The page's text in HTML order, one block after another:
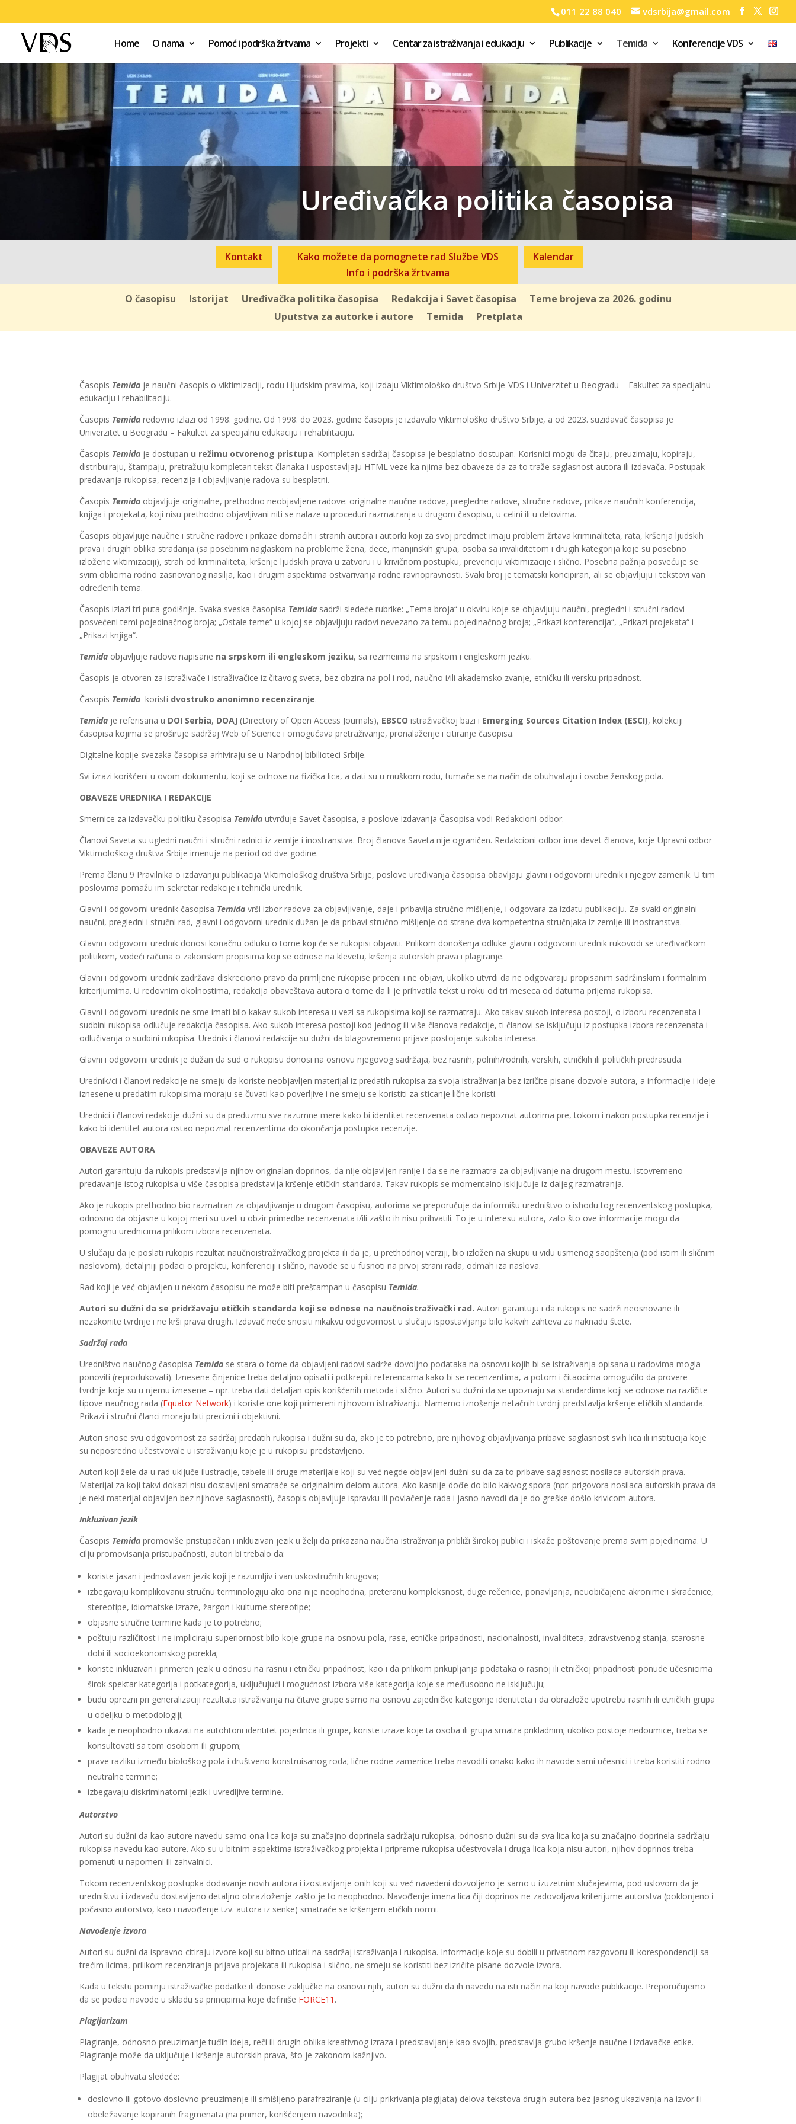
011 22 88 040 vdsrbija@gmail.com
Home O nama Pomoć i podrška žrtvama Projekti Centar za istraživanja i edukaciju Publikacije Temida Konferencije VDS
Uređivačka politika časopisa
Kontakt
Kako možete da pomognete rad Službe VDS
Info i podrška žrtvama
Kalendar
O časopisu Istorijat Uređivačka politika časopisa Redakcija i Savet časopisa
Teme brojeva za 2026. godinu
Uputstva za autorke i autore
Temida Pretplata
Časopis Temida je naučni časopis o viktimizaciji, rodu i ljudskim pravima, koji izdaju Viktimološko društvo Srbije-VDS i Univerzitet u Beogradu – Fakultet za specijalnu
edukaciju i rehabilitaciju.
Časopis Temida redovno izlazi od 1998. godine. Od 1998. do 2023. godine časopis je izdavalo Viktimološko društvo Srbije, a od 2023. suzidavač časopisa je
Univerzitet u Beogradu – Fakultet za specijalnu edukaciju i rehabilitaciju.
Časopis Temida je dostupan u režimu otvorenog pristupa. Kompletan sadržaj časopisa je besplatno dostupan. Korisnici mogu da čitaju, preuzimaju, kopiraju,
distribuiraju, štampaju, pretražuju kompletan tekst članaka i uspostavljaju HTML veze ka njima bez obaveze da za to traže saglasnost autora ili izdavača. Postupak
predavanja rukopisa, recenzija i objavljivanje radova su besplatni.
Časopis Temida objavljuje originalne, prethodno neobjavljene radove: originalne naučne radove, pregledne radove, stručne radove, prikaze naučnih konferencija,
knjiga i projekata, koji nisu prethodno objavljivani niti se nalaze u proceduri razmatranja u drugom časopisu, u celini ili u delovima.
Časopis objavljuje naučne i stručne radove i prikaze domaćih i stranih autora i autorki koji za svoj predmet imaju problem žrtava kriminaliteta, rata, kršenja ljudskih
prava i drugih oblika stradanja (sa posebnim naglaskom na probleme žena, dece, manjinskih grupa, osoba sa invaliditetom i drugih kategorija koje su posebno
izložene viktimizaciji), strah od kriminaliteta, kršenje ljudskih prava u zatvoru i u krivičnom postupku, prevenciju viktimizacije i slično. Posebna pažnja posvećuje se
svim oblicima rodno zasnovanog nasilja, kao i drugim aspektima ostvarivanja rodne ravnopravnosti. Svaki broj je tematski koncipiran, ali se objavljuju i tekstovi van
određenih tema.
Časopis izlazi tri puta godišnje. Svaka sveska časopisa Temida sadrži sledeće rubrike: „Tema broja“ u okviru koje se objavljuju naučni, pregledni i stručni radovi
posvećeni temi pojedinačnog broja; „Ostale teme“ u kojoj se objavljuju radovi nevezano za temu pojedinačnog broja; „Prikazi konferencija“, „Prikazi projekata“ i
„Prikazi knjiga“.
Temida objavljuje radove napisane na srpskom ili engleskom jeziku, sa rezimeima na srpskom i engleskom jeziku.
Časopis je otvoren za istraživače i istraživačice iz čitavog sveta, bez obzira na pol i rod, naučno i/ili akademsko zvanje, etničku ili versku pripadnost.
Časopis Temida koristi dvostruko anonimno recenziranje.
Temida je referisana u DOI Serbia, DOAJ (Directory of Open Access Journals), EBSCO istraživačkoj bazi i Emerging Sources Citation Index (ESCI), kolekciji
časopisa kojima se proširuje sadržaj Web of Science i omogućava pretraživanje, pronalaženje i citiranje časopisa.
Digitalne kopije svezaka časopisa arhiviraju se u Narodnoj bibilioteci Srbije.
Svi izrazi korišćeni u ovom dokumentu, koji se odnose na fizička lica, a dati su u muškom rodu, tumače se na način da obuhvataju i osobe ženskog pola.
OBAVEZE UREDNIKA I REDAKCIJE
Smernice za izdavačku politiku časopisa Temidautvrđuje Savet časopisa, a poslove izdavanja Časopisa vodi Redakcioni odbor.
Članovi Saveta su ugledni naučni i stručni radnici iz zemlje i inostranstva. Broj članova Saveta nije ograničen. Redakcioni odbor ima devet članova, koje Upravni odbor
Viktimološkog društva Srbije imenuje na period od dve godine.
Prema članu 9 Pravilnika o izdavanju publikacija Viktimološkog društva Srbije, poslove uređivanja časopisa obavljaju glavni i odgovorni urednik i njegov zamenik. U tim
poslovima pomažu im sekretar redakcije i tehnički urednik.
Glavni i odgovorni urednik časopisa Temida vrši izbor radova za objavljivanje, daje i pribavlja stručno mišljenje, i odgovara za izdatu publikaciju. Za svaki originalni
naučni, pregledni i stručni rad, glavni i odgovorni urednik dužan je da pribavi stručno mišljenje od strane dva kompetentna stručnjaka iz zemlje ili inostranstva.
Glavni i odgovorni urednik donosi konačnu odluku o tome koji će se rukopisi objaviti. Prilikom donošenja odluke glavni i odgovorni urednik rukovodi se uređivačkom
politikom, vodeći računa o zakonskim propisima koji se odnose na klevetu, kršenja autorskih prava i plagiranje.
Glavni i odgovorni urednik zadržava diskreciono pravo da primljene rukopise proceni i ne objavi, ukoliko utvrdi da ne odgovaraju propisanim sadržinskim i formalnim
kriterijumima. U redovnim okolnostima, redakcija obaveštava autora o tome da li je prihvatila tekst u roku od tri meseca od datuma prijema rukopisa.
Glavni i odgovorni urednik ne sme imati bilo kakav sukob interesa u vezi sa rukopisima koji se razmatraju. Ako takav sukob interesa postoji, o izboru recenzenata i
sudbini rukopisa odlučuje redakcija časopisa. Ako sukob interesa postoji kod jednog ili više članova redakcije, ti članovi se isključuju iz postupka izbora recenzenata i
odlučivanja o sudbini rukopisa. Urednik i članovi redakcije su dužni da blagovremeno prijave postojanje sukoba interesa.
Glavni i odgovorni urednik je dužan da sud o rukopisu donosi na osnovu njegovog sadržaja, bez rasnih, polnih/rodnih, verskih, etničkih ili političkih predrasuda.
Urednik/ci i članovi redakcije ne smeju da koriste neobjavljen materijal iz predatih rukopisa za svoja istraživanja bez izričite pisane dozvole autora, a informacije i ideje
iznesene u predatim rukopisima moraju se čuvati kao poverljive i ne smeju se koristiti za sticanje lične koristi.
Urednici i članovi redakcije dužni su da preduzmu sve razumne mere kako bi identitet recenzenata ostao nepoznat autorima pre, tokom i nakon postupka recenzije i
kako bi identitet autora ostao nepoznat recenzentima do okončanja postupka recenzije.
OBAVEZE AUTORA
Autori garantuju da rukopis predstavlja njihov originalan doprinos, da nije objavljen ranije i da se ne razmatra za objavljivanje na drugom mestu. Istovremeno
predavanje istog rukopisa u više časopisa predstavlja kršenje etičkih standarda. Takav rukopis se momentalno isključuje iz daljeg razmatranja.
Ako je rukopis prethodno bio razmatran za objavljivanje u drugom časopisu, autorima se preporučuje da informišu uredništvo o ishodu tog recenzentskog postupka,
odnosno da objasne u kojoj meri su uzeli u obzir primedbe recenzenata i/ili zašto ih nisu prihvatili. To je u interesu autora, zato što ove informacije mogu da
pomognu urednicima prilikom izbora recenzenata.
U slučaju da je poslati rukopis rezultat naučnoistraživačkog projekta ili da je, u prethodnoj verziji, bio izložen na skupu u vidu usmenog saopštenja (pod istim ili sličnim
naslovom), detaljniji podaci o projektu, konferenciji i slično, navode se u fusnoti na prvoj strani rada, odmah iza naslova.
Rad koji je već objavljen u nekom časopisu ne može biti preštampan u časopisu Temida.
Autori su dužni da se pridržavaju etičkih standarda koji se odnose na naučnoistraživački rad. Autori garantuju i da rukopis ne sadrži neosnovane ili
nezakonite tvrdnje i ne krši prava drugih. Izdavač neće snositi nikakvu odgovornost u slučaju ispostavljanja bilo kakvih zahteva za naknadu štete.
Sadržaj rada
Uredništvo naučnog časopisa Temida se stara o tome da objavljeni radovi sadrže dovoljno podataka na osnovu kojih bi se istraživanja opisana u radovima mogla
ponoviti (reprodukovati). Iznesene činjenice treba detaljno opisati i potkrepiti referencama kako bi se recenzentima, a potom i čitaocima omogućilo da provere
tvrdnje koje su u njemu iznesene – npr. treba dati detaljan opis korišćenih metoda i slično. Autori su dužni da se upoznaju sa standardima koji se odnose na različite
tipove naučnog rada (Equator Network) i koriste one koji primereni njihovom istraživanju. Namerno iznošenje netačnih tvrdnji predstavlja kršenje etičkih standarda.
Prikazi i stručni članci moraju biti precizni i objektivni.
Autori snose svu odgovornost za sadržaj predatih rukopisa i dužni su da, ako je to potrebno, pre njihovog objavljivanja pribave saglasnost svih lica ili institucija koje
su neposredno učestvovale u istraživanju koje je u rukopisu predstavljeno.
Autori koji žele da u rad uključe ilustracije, tabele ili druge materijale koji su već negde objavljeni dužni su da za to pribave saglasnost nosilaca autorskih prava.
Materijal za koji takvi dokazi nisu dostavljeni smatraće se originalnim delom autora. Ako kasnije dođe do bilo kakvog spora (npr. prigovora nosilaca autorskih prava da
je neki materijal objavljen bez njihove saglasnosti), časopis objavljuje ispravku ili povlačenje rada i jasno navodi da je do greške došlo krivicom autora.
Inkluzivan jezik
Časopis Temida promoviše pristupačan i inkluzivan jezik u želji da prikazana naučna istraživanja približi širokoj publici i iskaže poštovanje prema svim pojedincima. U
cilju promovisanja pristupačnosti, autori bi trebalo da:
koriste jasan i jednostavan jezik koji je razumljiv i van uskostručnih krugova;
izbegavaju komplikovanu stručnu terminologiju ako ona nije neophodna, preteranu kompleksnost, duge rečenice, ponavljanja, neuobičajene akronime i skraćenice,
stereotipe, idiomatske izraze, žargon i kulturne stereotipe;
objasne stručne termine kada je to potrebno;
poštuju različitost i ne impliciraju superiornost bilo koje grupe na osnovu pola, rase, etničke pripadnosti, nacionalnosti, invaliditeta, zdravstvenog stanja, starosne
dobi ili socioekonomskog porekla;
koriste inkluzivan i primeren jezik u odnosu na rasnu i etničku pripadnost, kao i da prilikom prikupljanja podataka o rasnoj ili etničkoj pripadnosti ponude učesnicima
širok spektar kategorija i potkategorija, uključujući i mogućnost izbora više kategorija koje se međusobno ne isključuju;
budu oprezni pri generalizaciji rezultata istraživanja na čitave grupe samo na osnovu zajedničke kategorije identiteta i da obrazlože upotrebu rasnih ili etničkih grupa
u odeljku o metodologiji;
kada je neophodno ukazati na autohtoni identitet pojedinca ili grupe, koriste izraze koje ta osoba ili grupa smatra prikladnim; ukoliko postoje nedoumice, treba se
konsultovati sa tom osobom ili grupom;
prave razliku između biološkog pola i društveno konstruisanog roda; lične rodne zamenice treba navoditi onako kako ih navode sami učesnici i treba koristiti rodno
neutralne termine;
izbegavaju diskriminatorni jezik i uvredljive termine.
Autorstvo
Autori su dužni da kao autore navedu samo ona lica koja su značajno doprinela sadržaju rukopisa, odnosno dužni su da sva lica koja su značajno doprinela sadržaju
rukopisa navedu kao autore. Ako su u bitnim aspektima istraživačkog projekta i pripreme rukopisa učestvovala i druga lica koja nisu autori, njihov doprinos treba
pomenuti u napomeni ili zahvalnici.
Tokom recenzentskog postupka dodavanje novih autora i izostavljanje onih koji su već navedeni dozvoljeno je samo u izuzetnim slučajevima, pod uslovom da je
uredništvu i izdavaču dostavljeno detaljno obrazloženje zašto je to neophodno. Navođenje imena lica čiji doprinos ne zadovoljava kriterijume autorstva (poklonjeno i
počasno autorstvo, kao i navođenje tzv. autora iz senke) smatraće se kršenjem etičkih normi.
Navođenje izvora
Autori su dužni da ispravno citiraju izvore koji su bitno uticali na sadržaj istraživanja i rukopisa. Informacije koje su dobili u privatnom razgovoru ili korespondenciji sa
trećim licima, prilikom recenziranja prijava projekata ili rukopisa i slično, ne smeju se koristiti bez izričite pisane dozvole izvora.
Kada u tekstu pominju istraživačke podatke ili donose zaključke na osnovu njih, autori su dužni da ih navedu na isti način na koji navode publikacije. Preporučujemo
da se podaci navode u skladu sa principima koje definiše FORCE11 .
Plagijarizam
Plagiranje, odnosno preuzimanje tuđih ideja, reči ili drugih oblika kreativnog izraza i predstavljanje kao svojih, predstavlja grubo kršenje naučne i izdavačke etike.
Plagiranje može da uključuje i kršenje autorskih prava, što je zakonom kažnjivo.
Plagijat obuhvata sledeće:
doslovno ili gotovo doslovno preuzimanje ili smišljeno parafraziranje (u cilju prikrivanja plagijata) delova tekstova drugih autora bez jasnog ukazivanja na izvor ili
obeležavanje kopiranih fragmenata (na primer, korišćenjem navodnika);